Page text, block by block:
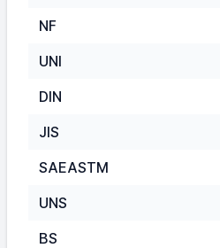
NF
UNI
DIN
JIS
SAEASTM
UNS
BS